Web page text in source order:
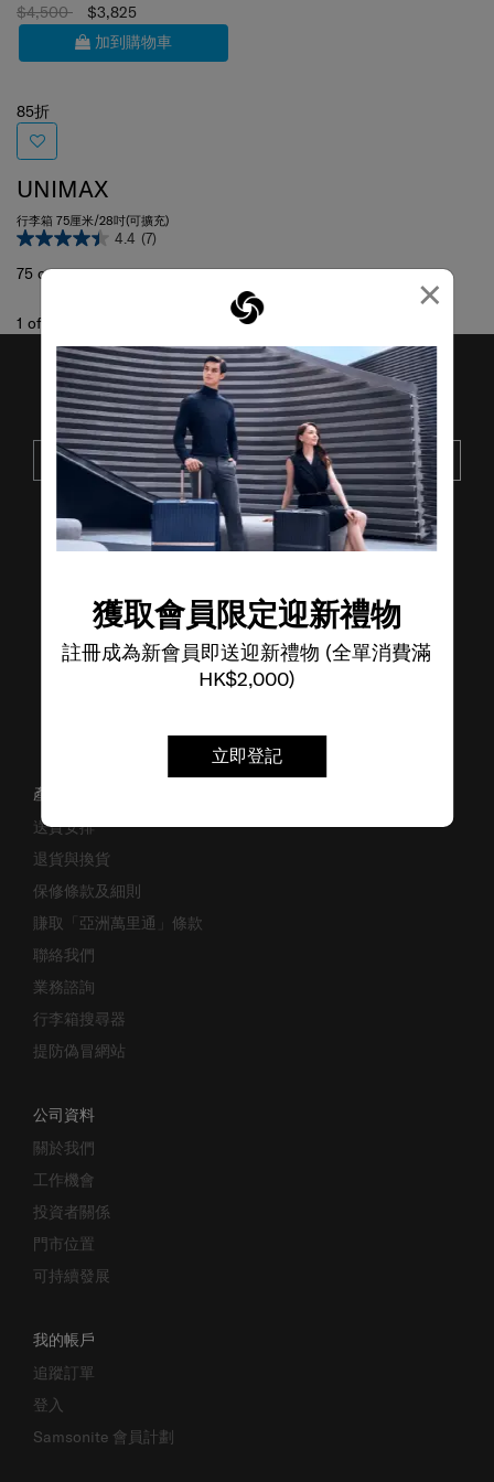
×
獲取會員限定迎新禮物
註冊成為新會員即送迎新禮物 (全單消費滿
HK$2,000)
立即登記
$4,500
$3,825
加到購物車
85折
UNIMAX
行李箱 75厘米/28吋(可擴充)
4.4 (7)
75 cm
1 of
接收SAMSONITE的最新消息
提交
了解其他品牌
產品支援/常見問題
送貨安排
退貨與換貨
保修條款及細則
賺取「亞洲萬里通」條款
聯絡我們
業務諮詢
行李箱搜尋器
提防偽冒網站
公司資料
關於我們
工作機會
投資者關係
門市位置
可持續發展
我的帳戶
追蹤訂單
登入
Samsonite 會員計劃